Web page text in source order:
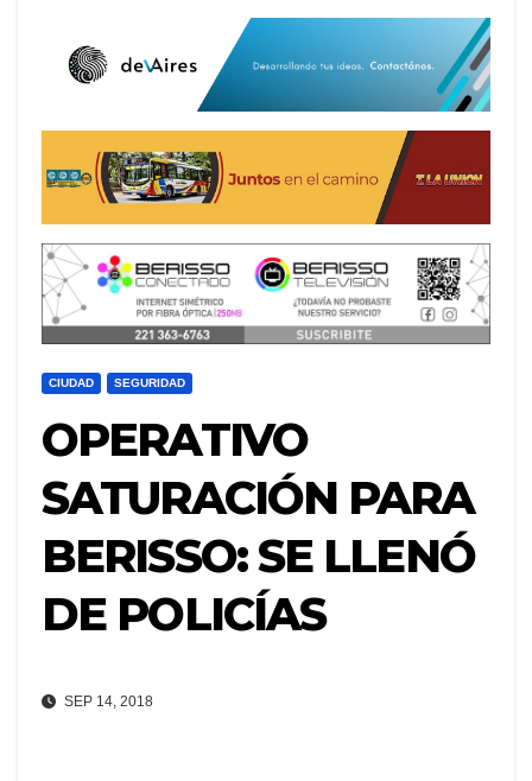
CIUDAD SEGURIDAD
OPERATIVO
SATURACIÓN PARA
BERISSO: SE LLENÓ
DE POLICÍAS
SEP 14, 2018